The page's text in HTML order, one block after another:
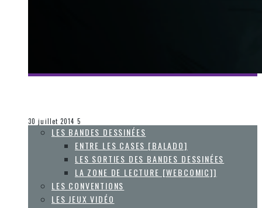
30 juillet 2014 5
LES BANDES DESSINÉES
ENTRE LES CASES [BALADO]
LES SORTIES DES BANDES DESSINÉES
LA ZONE DE LECTURE [WEBCOMIC]]
LES CONVENTIONS
LES JEUX VIDÉO